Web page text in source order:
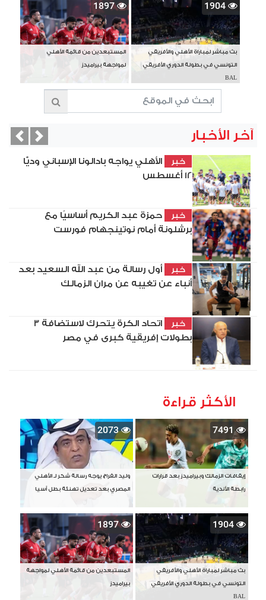
1904
بث مباشر لمباراة الأهلي والأفريقي
التونسي في بطولة الدوري الأفريقي
BAL
1897
المستبعدين من قائمة الأهلي
لمواجهة بيراميدز
آخر الأخبار
خبر
الأهلي يواجه بادالونا الإسباني وديًّا
12 أغسطس
خبر
حمزة عبد الكريم أساسيًا مع
برشلونة أمام نوتينجهام فورست
خبر
أول رسالة من عبد الله السعيد بعد
أنباء عن تغيبه عن مران الزمالك
خبر
اتحاد الكرة يتحرك لاستضافة 3
بطولات إفريقية كبرى في مصر
Next
الأكثر قراءة
7491
إيقافات الزمالك وبيراميدز بعد قرارات
رابطة الأندية
2073
وليد الفراج يوجه رسالة شكر لـ الأهلي
المصري بعد تعديل تهنئة بطل آسيا
1904
بث مباشر لمباراة الأهلي والأفريقي
التونسي في بطولة الدوري الأفريقي
BAL
1897
المستبعدين من قائمة الأهلي لمواجهة
بيراميدز